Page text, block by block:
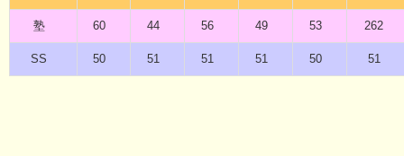
塾 60 44 56 49 53 262
SS 50 51 51 51 50 51